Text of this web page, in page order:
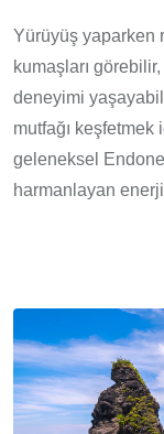
Yürüyüş yaparken
kumaşları görebilir,
deneyimi
mutfağı
geleneksel
harmanlayan